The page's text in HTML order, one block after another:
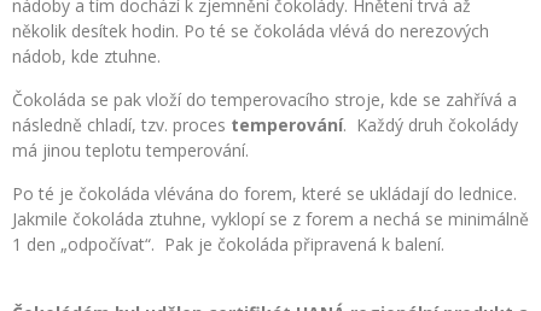
nádoby a tím dochází k zjemnění čokolády. Hnětení trvá až
několik desítek hodin. Po té se čokoláda vlévá do nerezových
nádob, kde ztuhne.
Čokoláda se pak vloží do temperovacího stroje, kde se zahřívá a
následně chladí, tzv. proces temperování. Každý druh čokolády
má jinou teplotu temperování.
Po té je čokoláda vlévána do forem, které se ukládají do lednice.
Jakmile čokoláda ztuhne, vyklopí se z forem a nechá se minimálně
1 den „odpočívat“. Pak je čokoláda připravená k balení.